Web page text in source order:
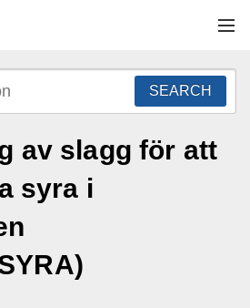
SEARCH
av slagg för att
syra i